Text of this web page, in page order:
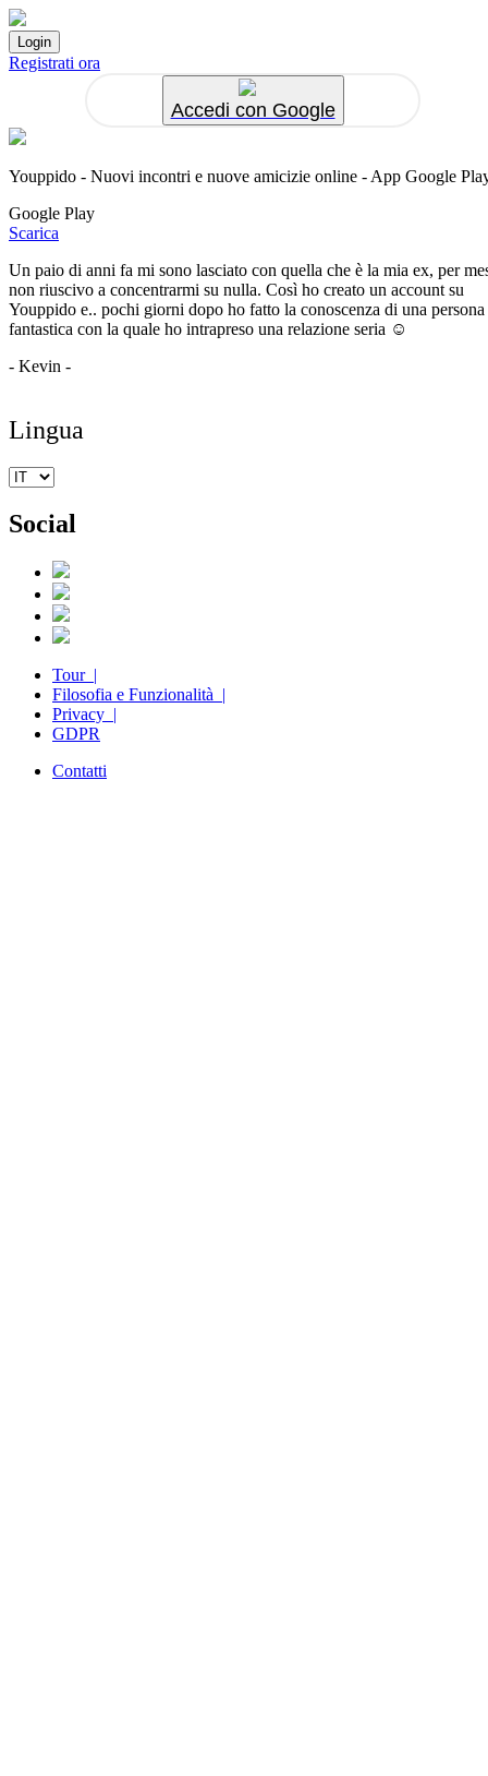
Registrati ora
Accedi con Google
Youppido - Nuovi incontri e nuove amicizie online - App Google
Google Play
Scarica
Un paio di anni fa mi sono lasciato con quella che è la mia ex, per
non riuscivo a concentrarmi su nulla. Così ho creato un account su
Youppido e.. pochi giorni dopo ho fatto la conoscenza di una persona
fantastica con la quale ho intrapreso una relazione seria ☺️
- Kevin -
Lingua
Social
Tour |
Filosofia e Funzionalità |
Privacy |
GDPR
Contatti